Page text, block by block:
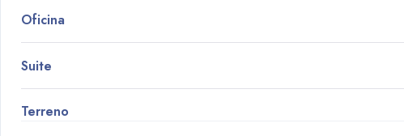
Oficina
Suite
Terreno